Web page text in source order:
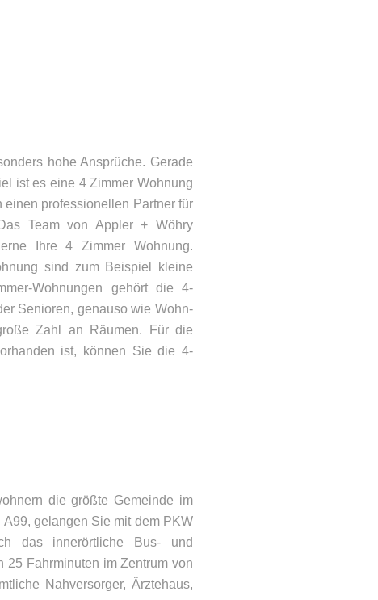
hohe Ansprüche. Gerade
ist es eine 4 Zimmer Wohnung
einen professionellen Partner für
Team von Appler + Wöhry
Ihre 4 Zimmer Wohnung.
sind zum Beispiel kleine
Wohnungen gehört die 4-
Senioren, genauso wie Wohn-
Zahl an Räumen. Für die
ist, können Sie die 4-
die größte Gemeinde im
gelangen Sie mit dem PKW
das innerörtliche Bus- und
25 Fahrminuten im Zentrum von
Nahversorger, Ärztehaus,